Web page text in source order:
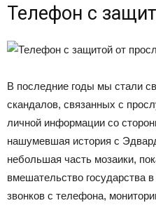
Телефон с
В последние годы мы стали
скандалов, связанных с
личной информации со
нашумевшая история с
небольшая часть мозаики,
вмешательство государства
звонков с телефона,